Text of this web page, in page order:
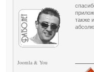
Joomla & You
также